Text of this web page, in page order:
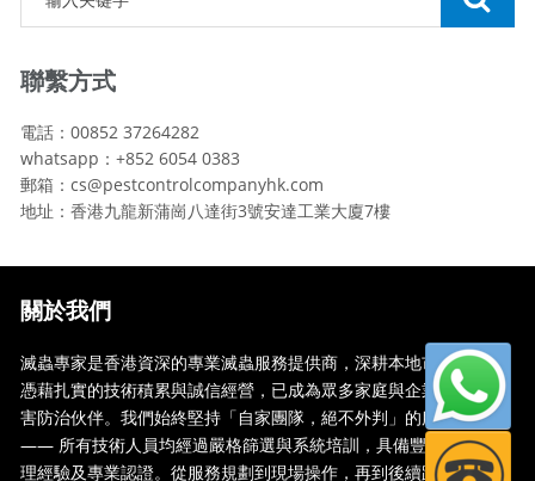
聯繫方式
電話：00852 37264282
whatsapp：+852 6054 0383
郵箱：cs@pestcontrolcompanyhk.com
地址：香港九龍新蒲崗八達街3號安達工業大廈7樓
關於我們
滅蟲專家是香港資深的專業滅蟲服務提供商，深耕本地市場多年，
憑藉扎實的技術積累與誠信經營，已成為眾多家庭與企業信賴的蟲
害防治伙伴。我們始終堅持「自家團隊，絕不外判」的服務承諾
—— 所有技術人員均經過嚴格篩選與系統培訓，具備豐富的現場處
理經驗及專業認證。從服務規劃到現場操作，再到後續跟蹤，全...